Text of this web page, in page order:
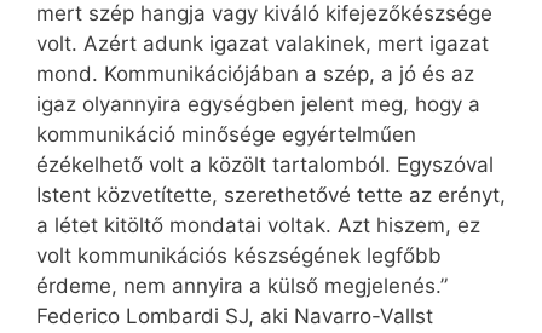
mert szép hangja vagy kiváló kifejezőkészsége
volt. Azért adunk igazat valakinek, mert igazat
mond. Kommunikációjában a szép, a jó és az
igaz olyannyira egységben jelent meg, hogy a
kommunikáció minősége egyértelműen
ézékelhető volt a közölt tartalomból. Egyszóval
Istent közvetítette, szerethetővé tette az erényt,
a létet kitöltő mondatai voltak. Azt hiszem, ez
volt kommunikációs készségének legfőbb
érdeme, nem annyira a külső megjelenés.”
Federico Lombardi SJ, aki Navarro-Vallst